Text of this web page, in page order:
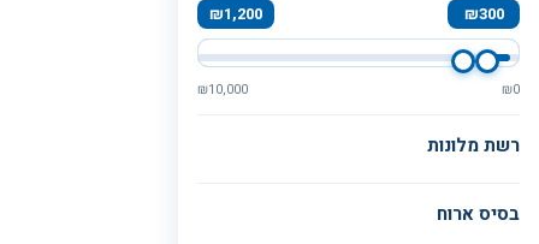
₪300
₪1,200
₪0
₪10,000
רשת מלונות
בסיס ארוח